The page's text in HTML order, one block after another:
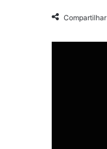
Compartilhar